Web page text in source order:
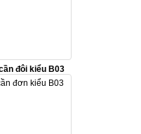
đôi kiểu B03